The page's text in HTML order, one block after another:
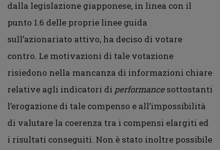
dalla legislazione giapponese, in linea con il
punto 1.6 delle proprie linee guida
sull’azionariato attivo, ha deciso di votare
contro. Le motivazioni di tale votazione
risiedono nella mancanza di informazioni chiare
relative agli indicatori di performancesottostanti
l’erogazione di tale compenso e all’impossibilità
di valutare la coerenza tra i compensi elargiti ed
i risultati conseguiti. Non è stato inoltre possibile